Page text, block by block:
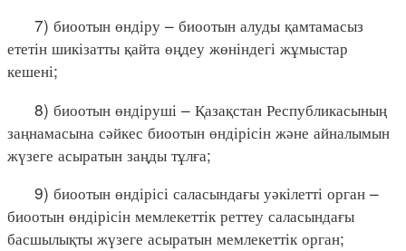
7) биоотын өндіру – биоотын алуды қамтамасыз
ететін шикізатты қайта өңдеу жөніндегі жұмыстар
кешені;
8) биоотын өндіруші – Қазақстан Республикасының
заңнамасына сәйкес биоотын өндірісін және айналымын
жүзеге асыратын заңды тұлға;
9) биоотын өндірісі саласындағы уәкілетті орган –
биоотын өндірісін мемлекеттік реттеу саласындағы
басшылықты жүзеге асыратын мемлекеттік орган;